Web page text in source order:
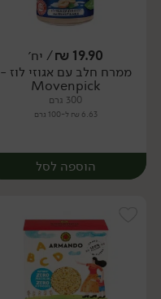
יח׳
19.90
₪/ יח׳
ממרח חלב עם אגוזי לוז -
Movenpick
300 גרם
6.63 ₪ ל-100 גרם
הוספה לסל